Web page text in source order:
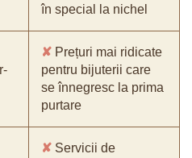
în special la nichel
✘ Prețuri mai ridicate
pentru bijuterii care
se înnegresc la prima
purtare
✘ Servicii de